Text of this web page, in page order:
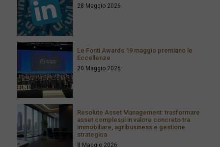
28 Maggio 2026
Le Fonti Awards 19 maggio premiano le
Eccellenze
20 Maggio 2026
Resolute Asset Management: trasformare
asset complessi in valore concreto tra
immobiliare, agribusiness e gestione
strategica
8 Maggio 2026